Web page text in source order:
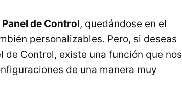
de Control, quedándose en el
personalizables. Pero, si deseas
Control, existe una función que nos
de una manera muy